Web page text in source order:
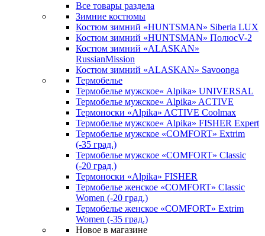
Все товары раздела
Зимние костюмы
Костюм зимний «HUNTSMAN» Siberia LUX
Костюм зимний «HUNTSMAN» ПолюсV-2
Костюм зимний «ALASKAN»
RussianMission
Костюм зимний «ALASKAN» Savoonga
Термобелье
Термобелье мужское« Alpika» UNIVERSAL
Термобелье мужское« Alpika» ACTIVE
Термоноски «Alpika» ACTIVE Coolmax
Термобелье мужское« Alpika» FISHER Expert
Термобелье мужское «COMFORT» Extrim
(-35 град.)
Термобелье мужское «COMFORT» Classic
(-20 град.)
Термоноски «Alpika» FISHER
Термобелье женское «COMFORT» Classic
Women (-20 град.)
Термобелье женское «COMFORT» Extrim
Women (-35 град.)
Новое в магазине